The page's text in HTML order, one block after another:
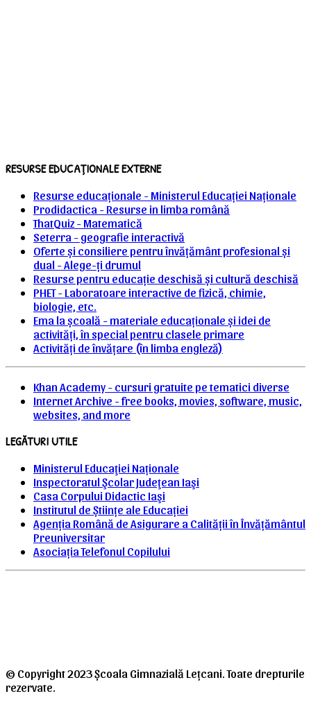
RESURSE EDUCAȚIONALE EXTERNE
Resurse educaționale - Ministerul Educației Naționale
Prodidactica - Resurse in limba română
ThatQuiz - Matematică
Seterra - geografie interactivă
Oferte și consiliere pentru învățământ profesional și
dual - Alege-ți drumul
Resurse pentru educație deschisă și cultură deschisă
PHET - Laboratoare interactive de fizică, chimie,
biologie, etc.
Ema la școală - materiale educaționale și idei de
activități, în special pentru clasele primare
Activități de învățare (în limba engleză)
Khan Academy - cursuri gratuite pe tematici diverse
Internet Archive - free books, movies, software, music,
websites, and more
LEGĂTURI UTILE
Ministerul Educaţiei Naționale
Inspectoratul Şcolar Judeţean Iaşi
Casa Corpului Didactic Iaşi
Institutul de Științe ale Educației
Agenția Română de Asigurare a Calității în Învățământul
Preuniversitar
Asociația Telefonul Copilului
© Copyright 2023 Școala Gimnazială Lețcani. Toate drepturile
rezervate.